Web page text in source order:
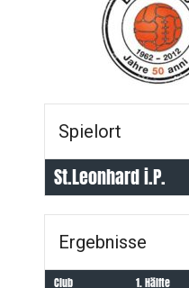
Spielort
St.Leonhard i.P.
Ergebnisse
Club 1. Hälfte